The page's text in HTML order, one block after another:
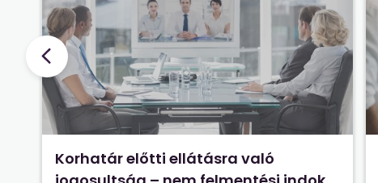
Korhatár előtti ellátásra való